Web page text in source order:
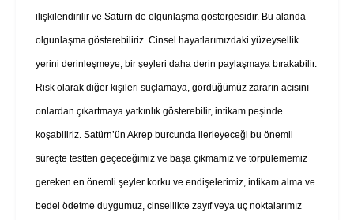
ilişkilendirilir ve Satürn de olgunlaşma göstergesidir. Bu alanda
olgunlaşma gösterebiliriz. Cinsel hayatlarımızdaki yüzeysellik
yerini derinleşmeye, bir şeyleri daha derin paylaşmaya bırakabilir.
Risk olarak diğer kişileri suçlamaya, gördüğümüz zararın acısını
onlardan çıkartmaya yatkınlık gösterebilir, intikam peşinde
koşabiliriz. Satürn’ün Akrep burcunda ilerleyeceği bu önemli
süreçte testten geçeceğimiz ve başa çıkmamız ve törpülememiz
gereken en önemli şeyler korku ve endişelerimiz, intikam alma ve
bedel ödetme duygumuz, cinsellikte zayıf veya uç noktalarımız